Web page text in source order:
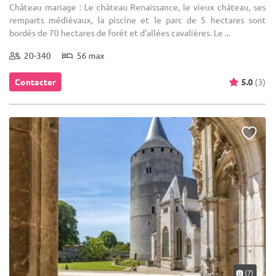
Château mariage : Le château Renaissance, le vieux château, ses
remparts médiévaux, la piscine et le parc de 5 hectares sont
bordés de 70 hectares de forêt et d'allées cavalières. Le ...
20-340 56 max
Contacter 5.0 (3)
(7)